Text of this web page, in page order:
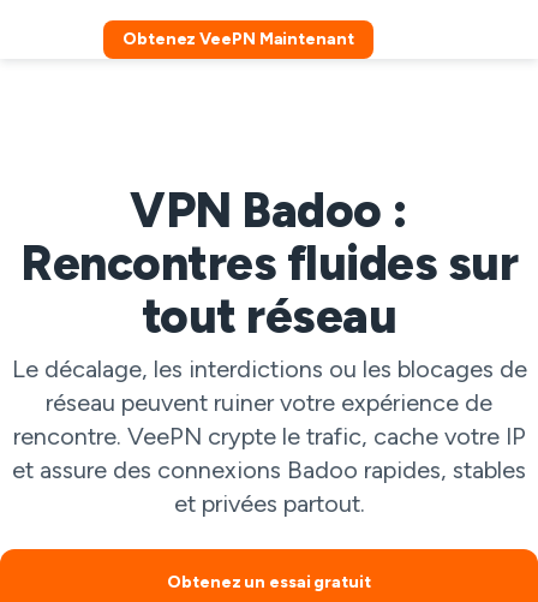
Obtenez VeePN Maintenant
VPN Badoo :
Rencontres fluides sur
tout réseau
Le décalage, les interdictions ou les blocages de
réseau peuvent ruiner votre expérience de
rencontre. VeePN crypte le trafic, cache votre IP
et assure des connexions Badoo rapides, stables
et privées partout.
Obtenez un essai gratuit